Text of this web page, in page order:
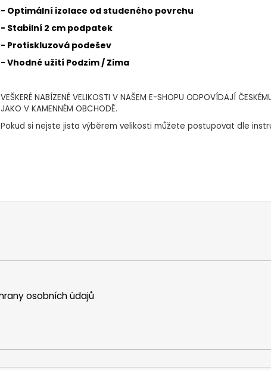
- Optimální izolace od studeného povrchu
- Stabilní 2 cm podpatek
- Protiskluzová podešev
- Vhodné užití Podzim / Zima
VEŠKERÉ NABÍZENÉ VELIKOSTI V NAŠEM E-SHOPU ODPOVÍDAJÍ
JAKO V KAMENNÉM OBCHODĚ.
Pokud si nejste jista výběrem velikosti můžete postupovat dle
osobních údajů